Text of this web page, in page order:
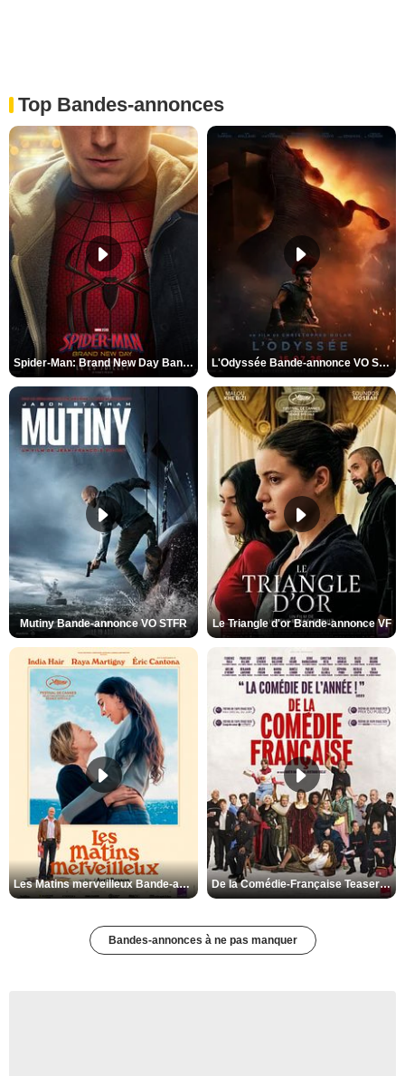
Top Bandes-annonces
Spider-Man: Brand New Day Bande-annonce VO STFR L'Odyssée Bande-annonce VO STFR
Mutiny Bande-annonce VO STFR Le Triangle d'or Bande-annonce VF
Les Matins merveilleux Bande-annonce VF De la Comédie-Française Teaser VF
Bandes-annonces à ne pas manquer